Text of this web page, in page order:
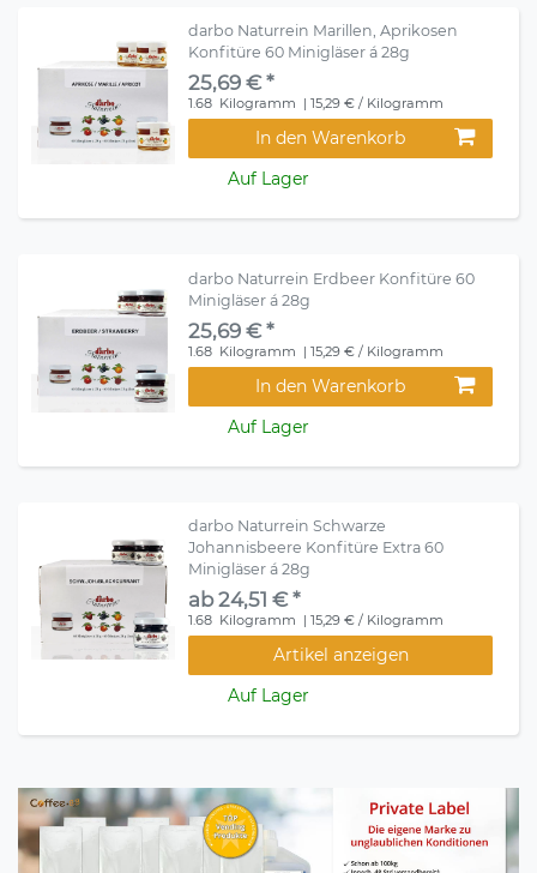
darbo Naturrein Marillen, Aprikosen
Konfitüre 60 Minigläser á 28g
25,69 € *
1.68 Kilogramm | 15,29 € / Kilogramm
In den Warenkorb
Auf Lager
darbo Naturrein Erdbeer Konfitüre 60
Minigläser á 28g
25,69 € *
1.68 Kilogramm | 15,29 € / Kilogramm
In den Warenkorb
Auf Lager
darbo Naturrein Schwarze
Johannisbeere Konfitüre Extra 60
Minigläser á 28g
ab 24,51 € *
1.68 Kilogramm | 15,29 € / Kilogramm
Artikel anzeigen
Auf Lager